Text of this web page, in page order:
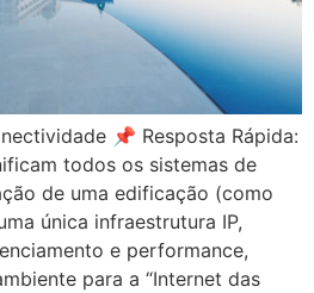
📌 Resposta Rápida:
todos os sistemas de
de uma edificação (como
única infraestrutura IP,
e performance,
para a “Internet das